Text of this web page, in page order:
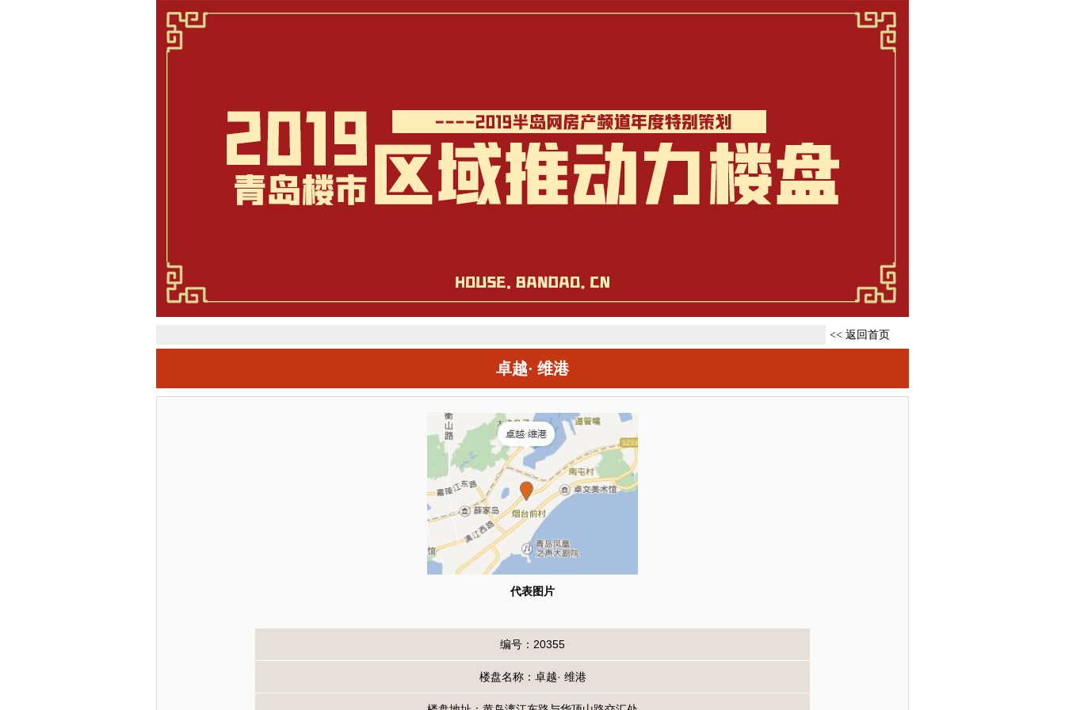
<< 返回首页
卓越· 维港
代表图片
编号：20355
楼盘名称：卓越· 维港